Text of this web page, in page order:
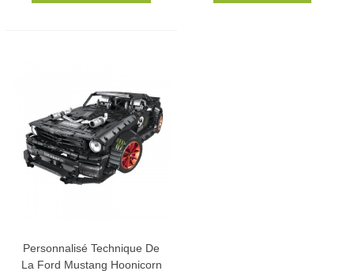
Personnalisé Technique De
La Ford Mustang Hoonicorn